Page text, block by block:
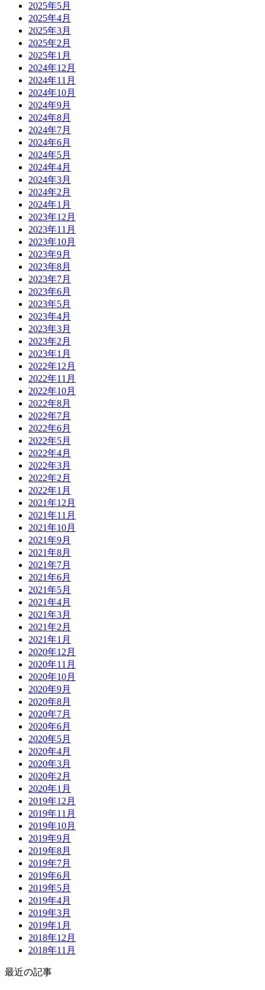
2025年5月
2025年4月
2025年3月
2025年2月
2025年1月
2024年12月
2024年11月
2024年10月
2024年9月
2024年8月
2024年7月
2024年6月
2024年5月
2024年4月
2024年3月
2024年2月
2024年1月
2023年12月
2023年11月
2023年10月
2023年9月
2023年8月
2023年7月
2023年6月
2023年5月
2023年4月
2023年3月
2023年2月
2023年1月
2022年12月
2022年11月
2022年10月
2022年8月
2022年7月
2022年6月
2022年5月
2022年4月
2022年3月
2022年2月
2022年1月
2021年12月
2021年11月
2021年10月
2021年9月
2021年8月
2021年7月
2021年6月
2021年5月
2021年4月
2021年3月
2021年2月
2021年1月
2020年12月
2020年11月
2020年10月
2020年9月
2020年8月
2020年7月
2020年6月
2020年5月
2020年4月
2020年3月
2020年2月
2020年1月
2019年12月
2019年11月
2019年10月
2019年9月
2019年8月
2019年7月
2019年6月
2019年5月
2019年4月
2019年3月
2019年1月
2018年12月
2018年11月
最近の記事